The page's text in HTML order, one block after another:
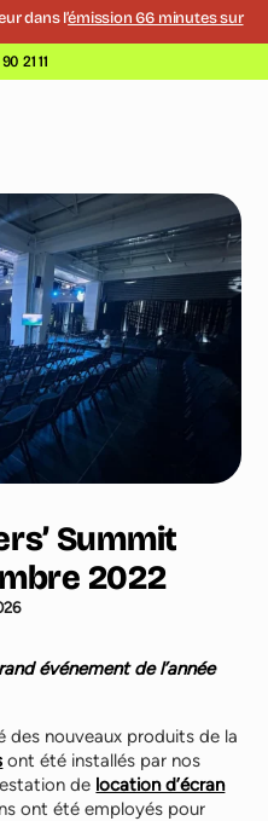
dans l’émission 66 minutes sur
21 11
Summit
2022
événement de l’année
des nouveaux produits de la
ont été installés par nos
de location d’écran
ont été employés pour